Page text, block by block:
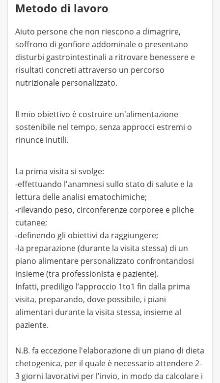
Metodo di lavoro
Aiuto persone che non riescono a dimagrire,
soffrono di gonfiore addominale o presentano
disturbi gastrointestinali a ritrovare benessere e
risultati concreti attraverso un percorso
nutrizionale personalizzato.
Il mio obiettivo è costruire un'alimentazione
sostenibile nel tempo, senza approcci estremi o
rinunce inutili.
La prima visita si svolge:
-effettuando l'anamnesi sullo stato di salute e la
lettura delle analisi ematochimiche;
-rilevando peso, circonferenze corporee e pliche
cutanee;
-definendo gli obiettivi da raggiungere;
-la preparazione (durante la visita stessa) di un
piano alimentare personalizzato confrontandosi
insieme (tra professionista e paziente).
Infatti, prediligo l’approccio 1to1 fin dalla prima
visita, preparando, dove possibile, i piani
alimentari durante la visita stessa, insieme al
paziente.
N.B. fa eccezione l'elaborazione di un piano di dieta
chetogenica, per il quale è necessario attendere 2-
3 giorni lavorativi per l'invio, in modo da calcolare i